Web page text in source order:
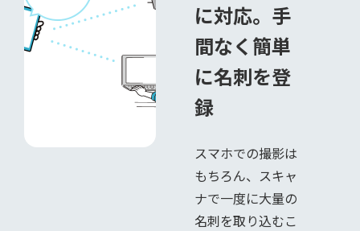
に対応。手
間なく簡単
に名刺を登
録
スマホでの撮影は
もちろん、スキャ
ナで一度に大量の
名刺を取り込むこ